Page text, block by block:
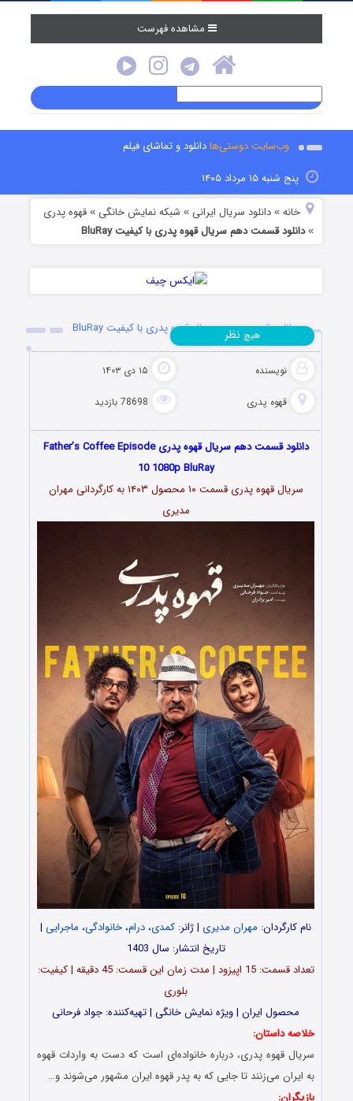
مشاهده فهرست
وب‌سایت دوستی‌هادانلود و تماشای فیلم
پنج شنبه ۱۵ مرداد ۱۴۰۵
خانه »دانلود سریال ایرانی » شبکه نمایش خانگی »قهوه پدری
»دانلود قسمت دهم سریال قهوه پدری با کیفیت BluRay
دانلود قسمت دهم سریال قهوه پدری با کیفیت BluRay
نویسنده ۱۵ دی ۱۴۰۳
قهوه پدری 78698 بازدید
هیچ نظر
دانلود قسمت دهم سریال قهوه پدری Father’s Coffee Episode
10 1080p BluRay
سریال قهوه پدری قسمت ۱۰ محصول ۱۴۰۳ به کارگردانی مهران
مدیری
نام کارگردان: مهران مدیری | ژانر: کمدی، درام، خانوادگی، ماجرایی |
تاریخ انتشار: سال 1403
تعداد قسمت‌: 15 اپیزود | مدت زمان این قسمت: 45 دقیقه | کیفیت:
بلوری
محصول ایران | ویژه نمایش خانگی | تهیه‌کننده: جواد فرحانی
خلاصه داستان:
سریال قهوه پدری، درباره خانواده‌‌ای است که دست به واردات قهوه
به ایران می‌‌زنند تا جایی که به پدر قهوه ایران مشهور می‌‌شوند و…
بازیگران: